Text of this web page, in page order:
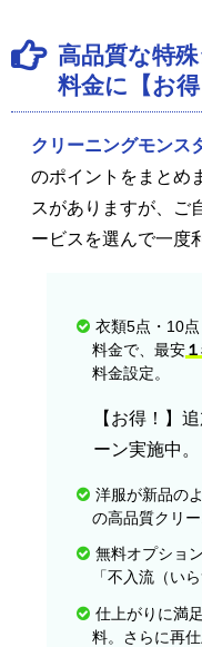
高品質な特
料金に【お
クリーニングモンス
のポイントをまとめ
スがありますが、ご
ービスを選んで一度
衣類5点・10
料金で、最安
料金設定。
【お得！】
ーン実施中。
洋服が新品の
の高品質クリ
無料オプショ
「不入流（い
仕上がりに満
料。さらに再